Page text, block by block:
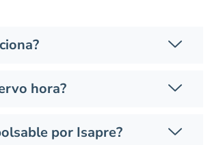
hora?
por Isapre?